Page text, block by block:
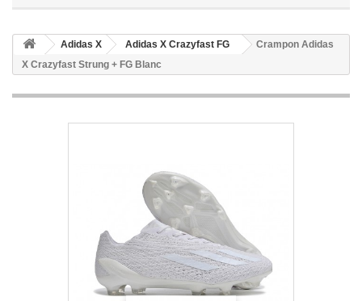
Adidas X Adidas X Crazyfast FG
Crampon Adidas
X Crazyfast Strung + FG Blanc